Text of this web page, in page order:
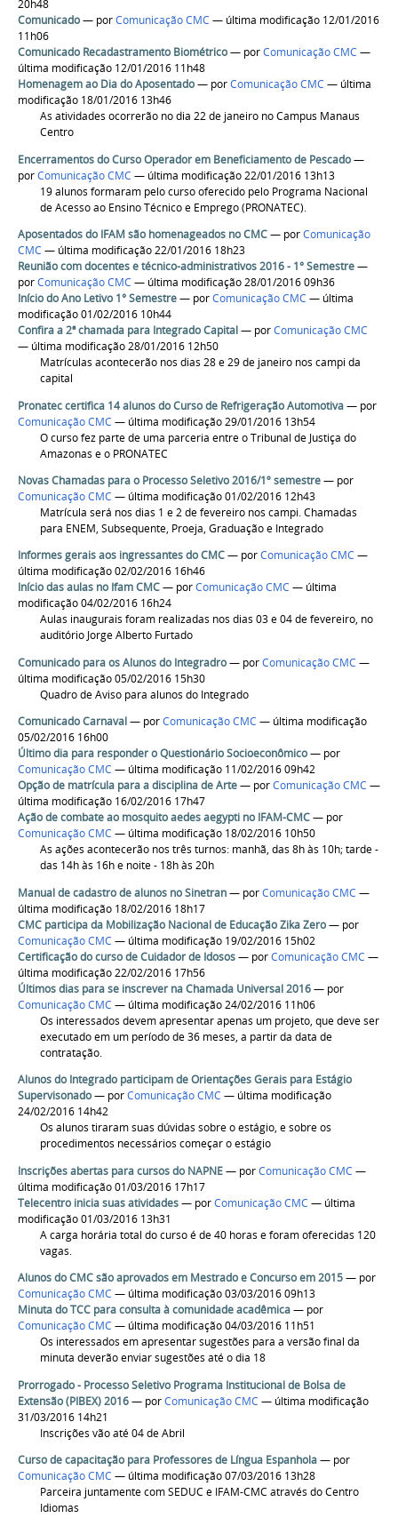
20h48
Comunicado— porComunicação CMC — última modificação 12/01/2016
11h06
Comunicado Recadastramento Biométrico— porComunicação CMC —
última modificação 12/01/2016 11h48
Homenagem ao Dia do Aposentado— porComunicação CMC — última
modificação 18/01/2016 13h46
As atividades ocorrerão no dia 22 de janeiro no Campus Manaus
Centro
Encerramentos do Curso Operador em Beneficiamento de Pescado—
porComunicação CMC — última modificação 22/01/2016 13h13
19 alunos formaram pelo curso oferecido pelo Programa Nacional
de Acesso ao Ensino Técnico e Emprego (PRONATEC).
Aposentados do IFAM são homenageados no CMC— porComunicação
CMC — última modificação 22/01/2016 18h23
Reunião com docentes e técnico-administrativos 2016 - 1° Semestre—
porComunicação CMC — última modificação 28/01/2016 09h36
Início do Ano Letivo 1° Semestre— porComunicação CMC — última
modificação 01/02/2016 10h44
Confira a 2ª chamada para Integrado Capital— porComunicação CMC
— última modificação 28/01/2016 12h50
Matrículas acontecerão nos dias 28 e 29 de janeiro nos campi da
capital
Pronatec certifica 14 alunos do Curso de Refrigeração Automotiva— por
Comunicação CMC — última modificação 29/01/2016 13h54
O curso fez parte de uma parceria entre o Tribunal de Justiça do
Amazonas e o PRONATEC
Novas Chamadas para o Processo Seletivo 2016/1º semestre— por
Comunicação CMC — última modificação 01/02/2016 12h43
Matrícula será nos dias 1 e 2 de fevereiro nos campi. Chamadas
para ENEM, Subsequente, Proeja, Graduação e Integrado
Informes gerais aos ingressantes do CMC— porComunicação CMC —
última modificação 02/02/2016 16h46
Início das aulas no Ifam CMC— porComunicação CMC — última
modificação 04/02/2016 16h24
Aulas inaugurais foram realizadas nos dias 03 e 04 de fevereiro, no
auditório Jorge Alberto Furtado
Comunicado para os Alunos do Integradro— porComunicação CMC —
última modificação 05/02/2016 15h30
Quadro de Aviso para alunos do Integrado
Comunicado Carnaval— porComunicação CMC — última modificação
05/02/2016 16h00
Último dia para responder o Questionário Socioeconômico— por
Comunicação CMC — última modificação 11/02/2016 09h42
Opção de matrícula para a disciplina de Arte— porComunicação CMC —
última modificação 16/02/2016 17h47
Ação de combate ao mosquito aedes aegypti no IFAM-CMC— por
Comunicação CMC — última modificação 18/02/2016 10h50
As ações acontecerão nos três turnos: manhã, das 8h às 10h; tarde -
das 14h às 16h e noite - 18h às 20h
Manual de cadastro de alunos no Sinetran— porComunicação CMC —
última modificação 18/02/2016 18h17
CMC participa da Mobilização Nacional de Educação Zika Zero— por
Comunicação CMC — última modificação 19/02/2016 15h02
Certificação do curso de Cuidador de Idosos— porComunicação CMC —
última modificação 22/02/2016 17h56
Últimos dias para se inscrever na Chamada Universal 2016— por
Comunicação CMC — última modificação 24/02/2016 11h06
Os interessados devem apresentar apenas um projeto, que deve ser
executado em um período de 36 meses, a partir da data de
contratação.
Alunos do Integrado participam de Orientações Gerais para Estágio
Supervisonado— porComunicação CMC — última modificação
24/02/2016 14h42
Os alunos tiraram suas dúvidas sobre o estágio, e sobre os
procedimentos necessários começar o estágio
Inscrições abertas para cursos do NAPNE— porComunicação CMC —
última modificação 01/03/2016 17h17
Telecentro inicia suas atividades— porComunicação CMC — última
modificação 01/03/2016 13h31
A carga horária total do curso é de 40 horas e foram oferecidas 120
vagas.
Alunos do CMC são aprovados em Mestrado e Concurso em 2015— por
Comunicação CMC — última modificação 03/03/2016 09h13
Minuta do TCC para consulta à comunidade acadêmica— por
Comunicação CMC — última modificação 04/03/2016 11h51
Os interessados em apresentar sugestões para a versão final da
minuta deverão enviar sugestões até o dia 18
Prorrogado - Processo Seletivo Programa Institucional de Bolsa de
Extensão (PIBEX) 2016— porComunicação CMC — última modificação
31/03/2016 14h21
Inscrições vão até 04 de Abril
Curso de capacitação para Professores de Língua Espanhola— por
Comunicação CMC — última modificação 07/03/2016 13h28
Parceira juntamente com SEDUC e IFAM-CMC através do Centro
Idiomas